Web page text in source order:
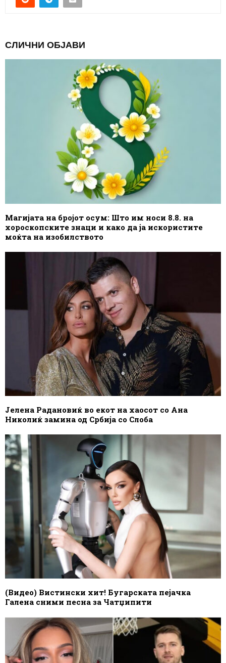
СЛИЧНИ ОБЈАВИ
Магијата на бројот осум: Што им носи 8.8. на
хороскопските знаци и како да ја искористите
моќта на изобилството
Јелена Радановиќ во екот на хаосот со Ана
Николиќ замина од Србија со Слоба
(Видео) Вистински хит! Бугарската пејачка
Галена сними песна за Чатџипити